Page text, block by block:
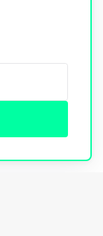
site são
de
mobister